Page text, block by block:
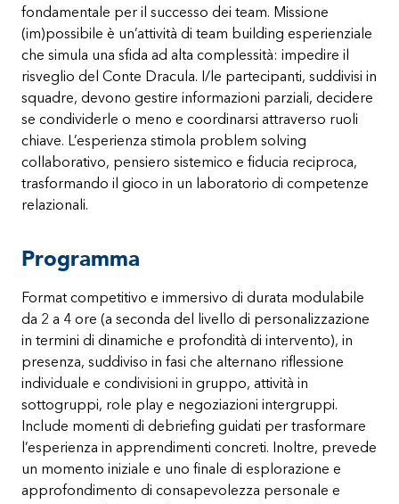
fondamentale per il successo dei team. Missione
(im)possibile è un’attività di team building esperienziale
che simula una sfida ad alta complessità: impedire il
risveglio del Conte Dracula. I/le partecipanti, suddivisi in
squadre, devono gestire informazioni parziali, decidere
se condividerle o meno e coordinarsi attraverso ruoli
chiave. L’esperienza stimola problem solving
collaborativo, pensiero sistemico e fiducia reciproca,
trasformando il gioco in un laboratorio di competenze
relazionali.
Programma
Format competitivo e immersivo di durata modulabile
da 2 a 4 ore (a seconda del livello di personalizzazione
in termini di dinamiche e profondità di intervento), in
presenza, suddiviso in fasi che alternano riflessione
individuale e condivisioni in gruppo, attività in
sottogruppi, role play e negoziazioni intergruppi.
Include momenti di debriefing guidati per trasformare
l’esperienza in apprendimenti concreti. Inoltre, prevede
un momento iniziale e uno finale di esplorazione e
approfondimento di consapevolezza personale e